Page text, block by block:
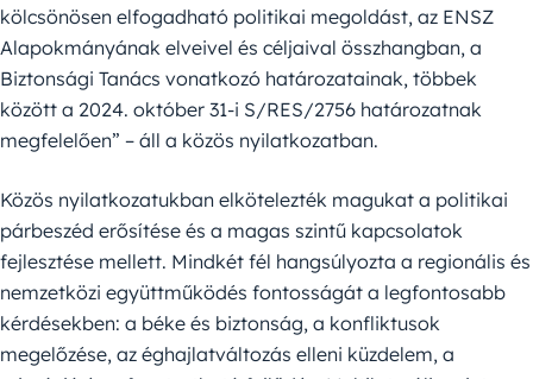
kölcsönösen elfogadható politikai megoldást, az ENSZ
Alapokmányának elveivel és céljaival összhangban, a
Biztonsági Tanács vonatkozó határozatainak, többek
között a 2024. október 31-i S/RES/2756 határozatnak
megfelelően” – áll a közös nyilatkozatban.
Közös nyilatkozatukban elkötelezték magukat a politikai
párbeszéd erősítése és a magas szintű kapcsolatok
fejlesztése mellett. Mindkét fél hangsúlyozta a regionális és
nemzetközi együttműködés fontosságát a legfontosabb
kérdésekben: a béke és biztonság, a konfliktusok
megelőzése, az éghajlatváltozás elleni küzdelem, a